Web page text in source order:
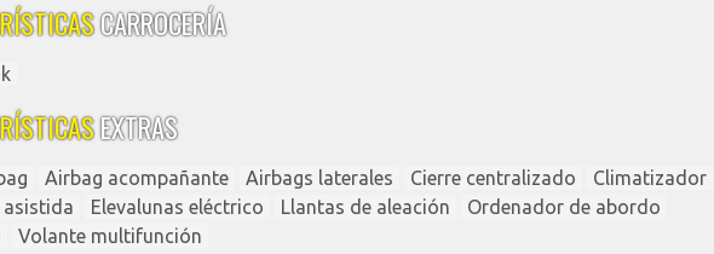
CARROCERÍA
EXTRAS
Airbag acompañante Airbags laterales Cierre centralizado
Climatizador
asistida
Elevalunas eléctrico Llantas de aleación
Ordenador de abordo
Volante multifunción